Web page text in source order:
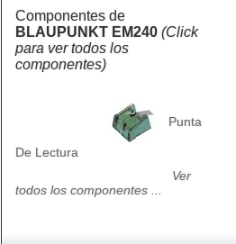
Componentes de
BLAUPUNKT EM240 (Click
para ver todos los
componentes)
Punta
De Lectura
Ver
todos los componentes ...